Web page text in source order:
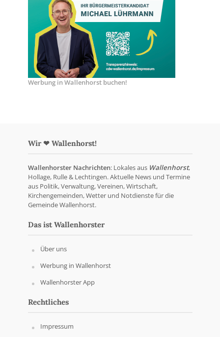
Werbung in Wallenhorst buchen!
Wir ❤ Wallenhorst!
Wallenhorster Nachrichten: Lokales aus Wallenhorst,
Hollage, Rulle & Lechtingen. Aktuelle News und Termine
aus Politik, Verwaltung, Vereinen, Wirtschaft,
Kirchengemeinden, Wetter und Notdienste für die
Gemeinde Wallenhorst.
Das ist Wallenhorster
Über uns
Werbung in Wallenhorst
Wallenhorster App
Rechtliches
Impressum